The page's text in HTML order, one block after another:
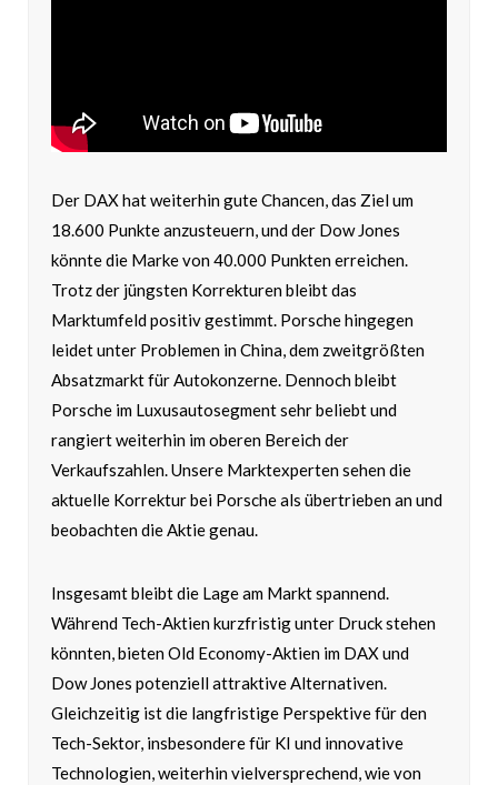
Der DAX hat weiterhin gute Chancen, das Ziel um
18.600 Punkte anzusteuern, und der Dow Jones
könnte die Marke von 40.000 Punkten erreichen.
Trotz der jüngsten Korrekturen bleibt das
Marktumfeld positiv gestimmt. Porsche hingegen
leidet unter Problemen in China, dem zweitgrößten
Absatzmarkt für Autokonzerne. Dennoch bleibt
Porsche im Luxusautosegment sehr beliebt und
rangiert weiterhin im oberen Bereich der
Verkaufszahlen. Unsere Marktexperten sehen die
aktuelle Korrektur bei Porsche als übertrieben an und
beobachten die Aktie genau.
Insgesamt bleibt die Lage am Markt spannend.
Während Tech-Aktien kurzfristig unter Druck stehen
könnten, bieten Old Economy-Aktien im DAX und
Dow Jones potenziell attraktive Alternativen.
Gleichzeitig ist die langfristige Perspektive für den
Tech-Sektor, insbesondere für KI und innovative
Technologien, weiterhin vielversprechend, wie von